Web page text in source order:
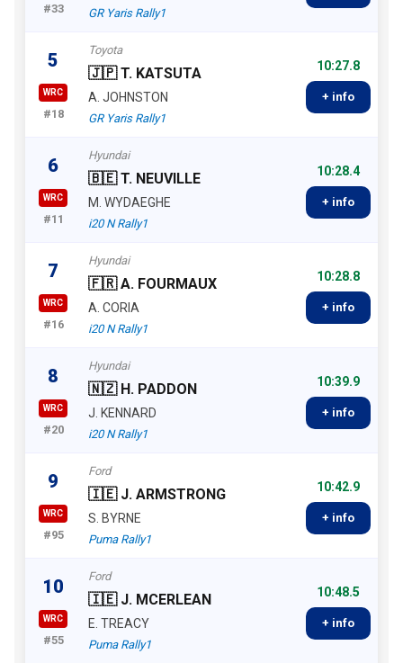
#33 GR Yaris Rally1
5
WRC
#18
Toyota
🇯🇵 T. KATSUTA
A. JOHNSTON
GR Yaris Rally1
10:27.8
+ info
6
WRC
#11
Hyundai
🇧🇪 T. NEUVILLE
M. WYDAEGHE
i20 N Rally1
10:28.4
+ info
7
WRC
#16
Hyundai
🇫🇷 A. FOURMAUX
A. CORIA
i20 N Rally1
10:28.8
+ info
8
WRC
#20
Hyundai
🇳🇿 H. PADDON
J. KENNARD
i20 N Rally1
10:39.9
+ info
9
WRC
#95
Ford
🇮🇪 J. ARMSTRONG
S. BYRNE
Puma Rally1
10:42.9
+ info
10
WRC
#55
Ford
🇮🇪 J. MCERLEAN
E. TREACY
Puma Rally1
10:48.5
+ info